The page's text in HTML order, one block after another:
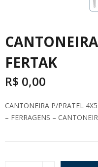
FERTAK
R$ 0,00
CANTONEIRA P/PRATEL
– FERRAGENS –